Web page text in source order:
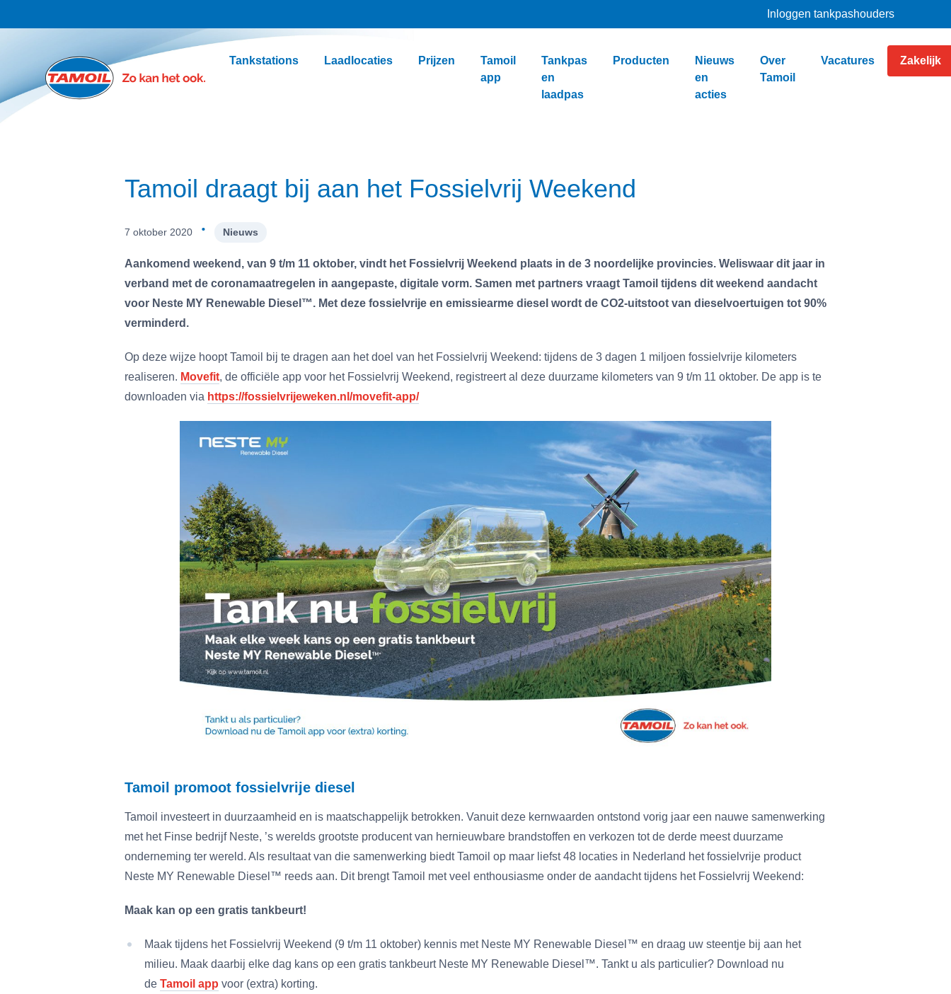
Ga naar hoofdinhoud
Inloggen tankpashouders
Tankstations Laadlocaties Prijzen
Tamoil
app
Tankpas
en
laadpas
Producten
Nieuws
en
acties
Over
Tamoil
Vacatures Zakelijk
Tamoil draagt bij aan het Fossielvrij Weekend
7 oktober 2020 · Nieuws
Aankomend weekend, van 9 t/m 11 oktober, vindt het Fossielvrij Weekend plaats in de 3 noordelijke provincies. Weliswaar dit jaar in
verband met de coronamaatregelen in aangepaste, digitale vorm. Samen met partners vraagt Tamoil tijdens dit weekend aandacht
voor Neste MY Renewable Diesel™. Met deze fossielvrije en emissiearme diesel wordt de CO2-uitstoot van dieselvoertuigen tot 90%
verminderd.
Op deze wijze hoopt Tamoil bij te dragen aan het doel van het Fossielvrij Weekend: tijdens de 3 dagen 1 miljoen fossielvrije kilometers
realiseren. Movefit, de officiële app voor het Fossielvrij Weekend, registreert al deze duurzame kilometers van 9 t/m 11 oktober. De app is te
downloaden via https://fossielvrijeweken.nl/movefit-app/
Tamoil promoot fossielvrije diesel
Tamoil investeert in duurzaamheid en is maatschappelijk betrokken. Vanuit deze kernwaarden ontstond vorig jaar een nauwe samenwerking
met het Finse bedrijf Neste, ’s werelds grootste producent van hernieuwbare brandstoffen en verkozen tot de derde meest duurzame
onderneming ter wereld. Als resultaat van die samenwerking biedt Tamoil op maar liefst 48 locaties in Nederland het fossielvrije product
Neste MY Renewable Diesel™ reeds aan. Dit brengt Tamoil met veel enthousiasme onder de aandacht tijdens het Fossielvrij Weekend:
Maak kan op een gratis tankbeurt!
Maak tijdens het Fossielvrij Weekend (9 t/m 11 oktober) kennis met Neste MY Renewable Diesel™ en draag uw steentje bij aan het
milieu. Maak daarbij elke dag kans op een gratis tankbeurt Neste MY Renewable Diesel™. Tankt u als particulier? Download nu
de Tamoil app voor (extra) korting.